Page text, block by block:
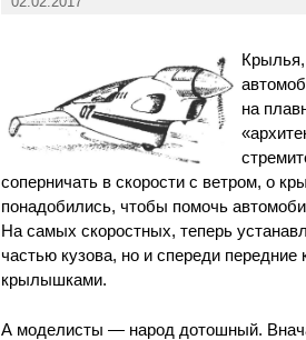
на
соперничать в скорости с ветром, о
понадобились, чтобы помочь
На самых скоростных, теперь
частью кузова, но и спереди
крылышками.
А моделисты — народ дотошный.